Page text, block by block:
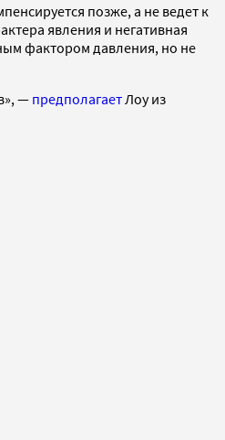
позже, а не ведет к
явления и негативная
фактором давления, но не
— предполагаетЛоу из